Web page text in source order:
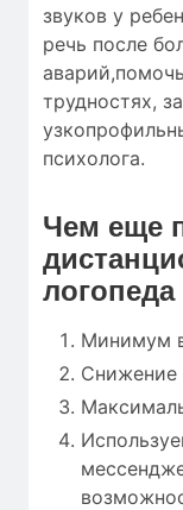
звуков у
речь после
трудностях,
психолога.
Чем еще
Минимум
Снижение